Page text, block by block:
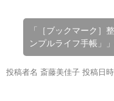
「［ブックマーク］
ンプルライフ手帳」
投稿者名 斎藤美佳子 投稿日